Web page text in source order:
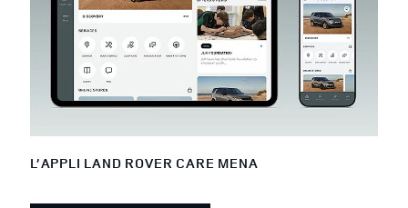
L’APPLI LAND ROVER CARE MENA